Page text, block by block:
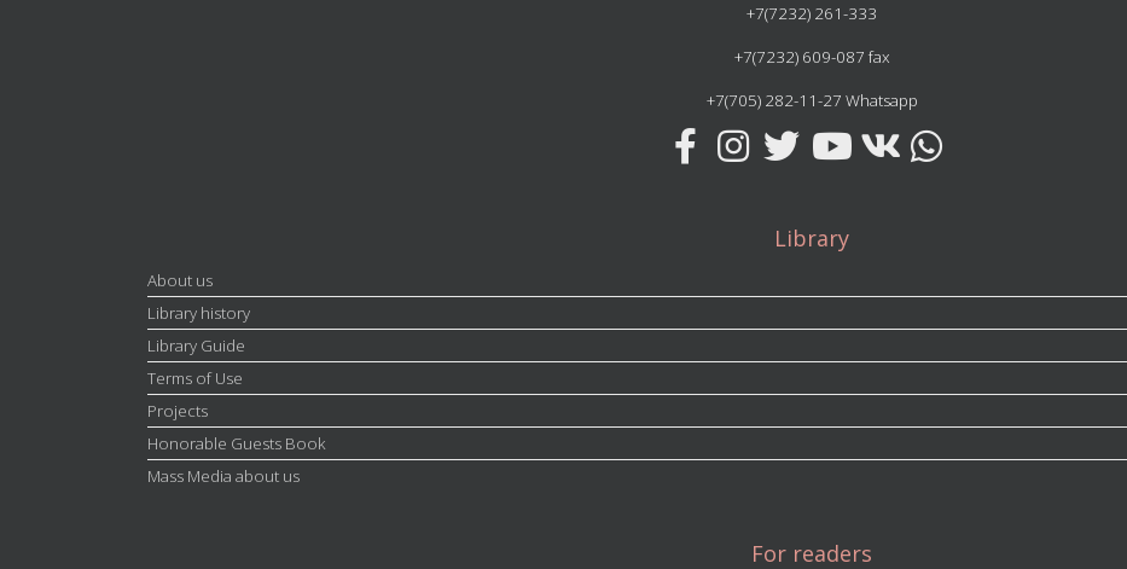
+7(7232) 261-333
+7(7232) 609-087 fax
+7(705) 282-11-27 Whatsapp
Library
About us
Library history
Library Guide
Terms of Use
Projects
Honorable Guests Book
Mass Media about us
For readers